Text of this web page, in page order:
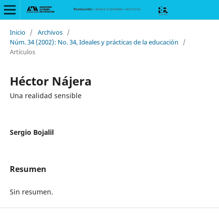
Inicio / Archivos /
Núm. 34 (2002): No. 34, Ideales y prácticas de la educación
/
Artículos
Héctor Nájera
Una realidad sensible
Sergio Bojalil
Resumen
Sin resumen.